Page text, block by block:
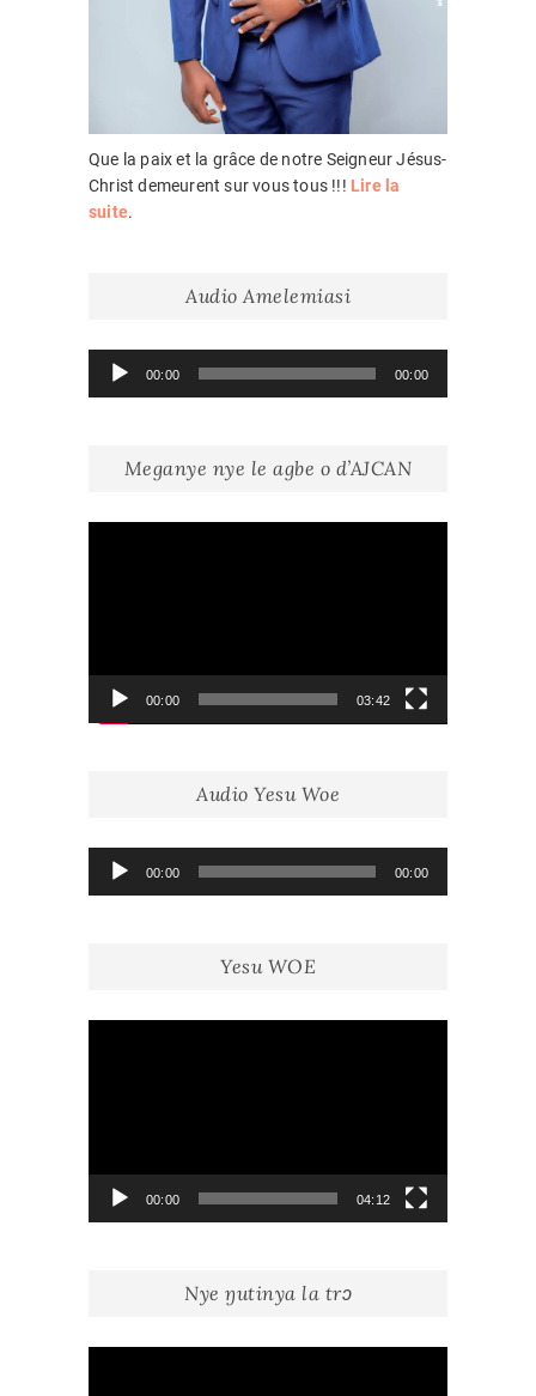
Que la paix et la grâce de notre Seigneur Jésus-
Christ demeurent sur vous tous !!! Lire la
suite.
Audio Amelemiasi
Lecteur
audio
00:00 00:00
Meganye nye le agbe o d’AJCAN
00:00 03:42
Audio Yesu Woe
Lecteur
audio
00:00 00:00
Yesu WOE
00:00 04:12
Nye ŋutinya la trɔ